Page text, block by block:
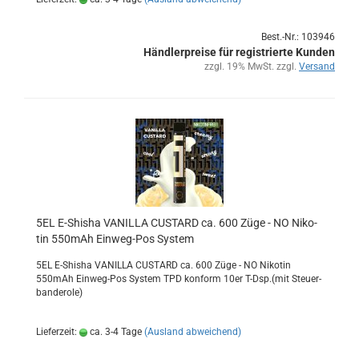
Best.-Nr.: 103946
Händlerpreise für registrierte Kunden
zzgl. 19% MwSt. zzgl. Versand
5EL E-​Shi­sha VA­NIL­LA CUS­TARD ca. 600 Züge - NO Ni­ko­
tin 550mAh Einweg-​​Pos Sys­tem
5EL E-​Shisha VA­NIL­LA CUS­TARD ca. 600 Züge - NO Ni­ko­tin
550mAh Einweg-​Pos Sys­tem TPD kon­form 10er T-Dsp.(mit Steu­er­
ban­de­ro­le)
Lieferzeit: ca. 3-4 Tage (Ausland abweichend)